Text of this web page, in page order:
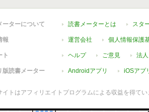
ーターについて 読書メーターとは スタ
報 運営会社 個人情報保護
ト ヘルプ ご意見 法
版読書メーター Androidアプリ iOSアプ
トはアフィリエイトプログラムによる収益を得てい